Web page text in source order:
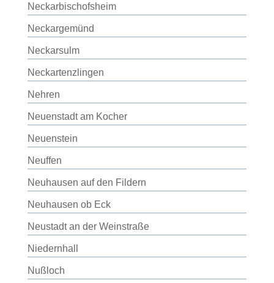
Neckarbischofsheim
Neckargemünd
Neckarsulm
Neckartenzlingen
Nehren
Neuenstadt am Kocher
Neuenstein
Neuffen
Neuhausen auf den Fildern
Neuhausen ob Eck
Neustadt an der Weinstraße
Niedernhall
Nußloch